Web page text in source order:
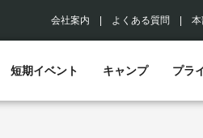
会社案内 よくある質問
短期イベント キャンプ プラ